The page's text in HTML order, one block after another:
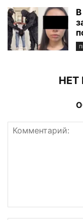
НЕТ